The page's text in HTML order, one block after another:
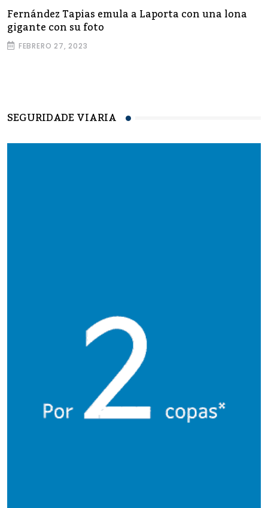
Fernández Tapias emula a Laporta con una lona
gigante con su foto
FEBRERO 27, 2023
SEGURIDADE VIARIA